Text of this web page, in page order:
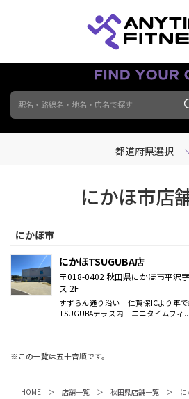
駅名・路線名・地名・店名で探す
都道府県選択
にかほ市店
にかほ市
にかほTSUGUBA店
〒018-0402 秋田県にかほ市平沢
ス 2F
すずらん通り沿い 仁賀保ICより車
TSUGUBAテラス内 エニタイムフィ...
※この一覧は五十音順です。
HOME 店舗一覧 秋田県店舗一覧